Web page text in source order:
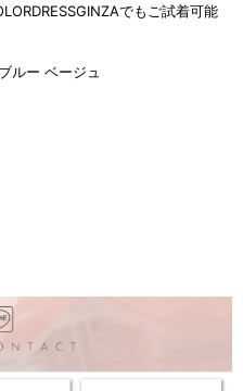
でもご試着可能
ルー ベージュ
役ラップロングドレス」